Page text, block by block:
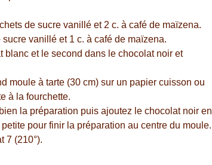
de sucre vanillé et 2 c. à café de maïzena.
vanillé et 1 c. à café de maïzena.
blanc et le second dans le chocolat noir et
moule à tarte (30 cm) sur un papier cuisson ou
à la fourchette.
la préparation puis ajoutez le chocolat noir en
pour finir la préparation au centre du moule.
7 (210°).